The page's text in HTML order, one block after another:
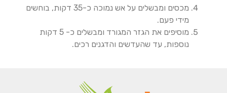
מכסים ומבשלים על אש נמוכה כ-35 דקות, בוחשים
מידי פעם.
מוסיפים את הגזר המגורד ומבשלים כ- 5 דקות
נוספות, עד שהעדשים והדגנים רכים.